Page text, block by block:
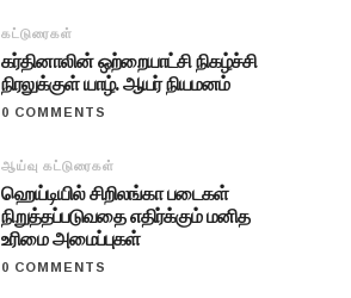
கட்டுரைகள்
கர்தினாலின் ஒற்றையாட்சி நிகழ்ச்சி
நிரலுக்குள் யாழ். ஆயர் நியமனம்
0 COMMENTS
ஆய்வு கட்டுரைகள்
ஹெய்டியில் சிறிலங்கா படைகள்
நிறுத்தப்படுவதை எதிர்க்கும் மனித
உரிமை அமைப்புகள்
0 COMMENTS